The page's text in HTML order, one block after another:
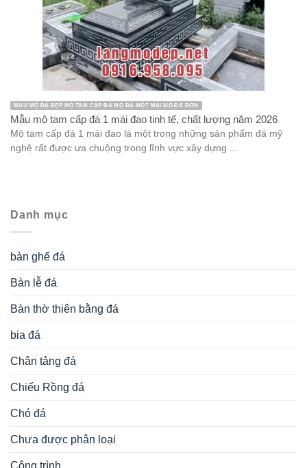
MẪU MỘ ĐÁ ĐẸP MỘ TAM CẤP ĐÁ MỘ ĐÁ MỘT MÁI MỘ ĐÁ ĐƠN
Mẫu mộ tam cấp đá 1 mái đao tinh tế, chất lượng năm 2026
Mộ tam cấp đá 1 mái đao là một trong những sản phẩm đá mỹ
nghệ rất được ưa chuộng trong lĩnh vực xây dựng ...
Danh mục
bàn ghế đá
Bàn lễ đá
Bàn thờ thiên bằng đá
bia đá
Chân tảng đá
Chiếu Rồng đá
Chó đá
Chưa được phân loại
Công trình